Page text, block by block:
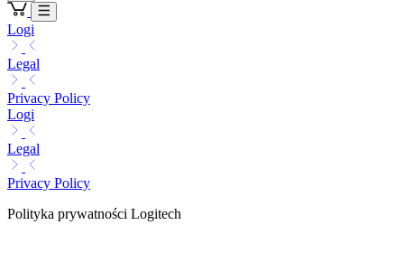
Logi
Legal
Privacy Policy
Logi
Legal
Privacy Policy
Polityka prywatności Logitech